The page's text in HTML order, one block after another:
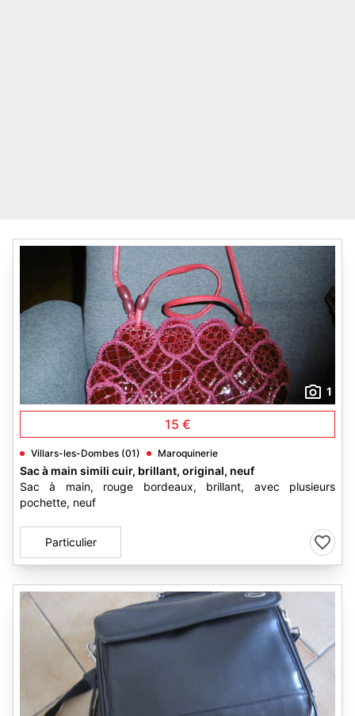
1
15 €
Villars-les-Dombes (01) Maroquinerie
Sac à main simili cuir, brillant, original, neuf
Sac à main, rouge bordeaux, brillant, avec plusieurs
pochette, neuf
Particulier